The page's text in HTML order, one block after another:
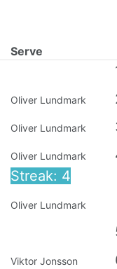
Serve
Oliver Lundmark
Oliver Lundmark
Oliver Lundmark
Streak: 4
Oliver Lundmark
Viktor Jonsson